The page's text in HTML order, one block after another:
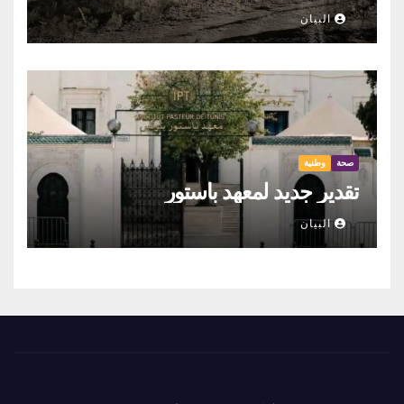
البيان
صحة وطنية
تقدير جديد لمعهد باستور
البيان